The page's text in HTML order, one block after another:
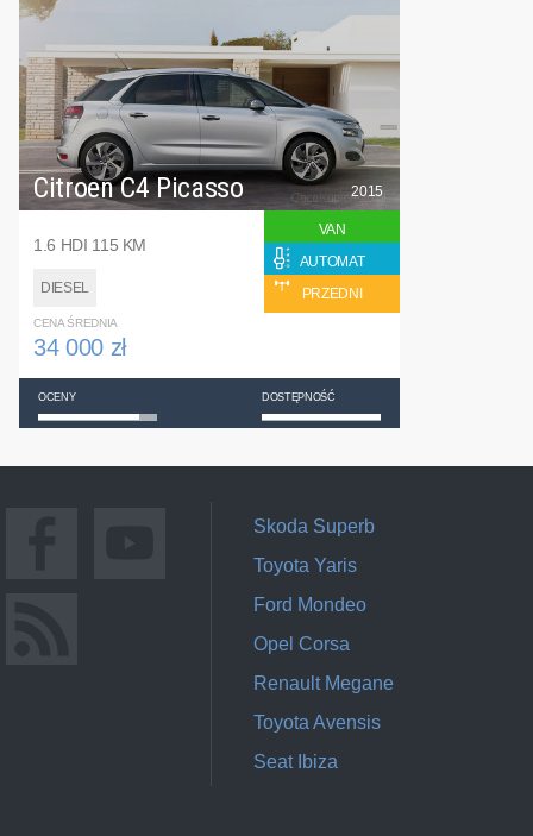
Citroen C4 Picasso
1.6 HDI 115 KM
DIESEL
2015
VAN
AUTOMAT
PRZEDNI
CENA ŚREDNIA
34 000 zł
OCENY DOSTĘPNOŚĆ
Skoda Superb
Toyota Yaris
Ford Mondeo
Opel Corsa
Renault Megane
Toyota Avensis
Seat Ibiza